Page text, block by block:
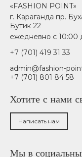
«FASHION POINT»
г. Караганда пр.
Бутик 22
ежедневно с 10:00
+7 (701) 419 31 33
admin@fashion-
+7 (701) 801 84 58
Хотите с нами
Написать нам